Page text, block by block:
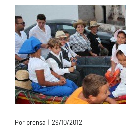
CONTACTO
Por prensa | 29/10/2012